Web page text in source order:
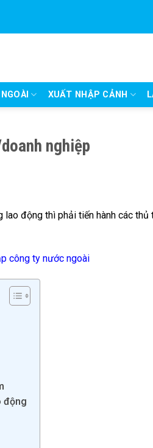
XUẤT NHẬP CẢNH
nghiệp
lao động thì phải tiến hành các thủ
công ty nước ngoài
động